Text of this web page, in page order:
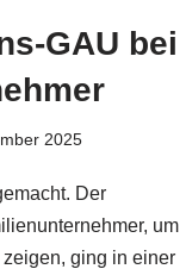
GAU bei
2025
Der
um
ging in einer